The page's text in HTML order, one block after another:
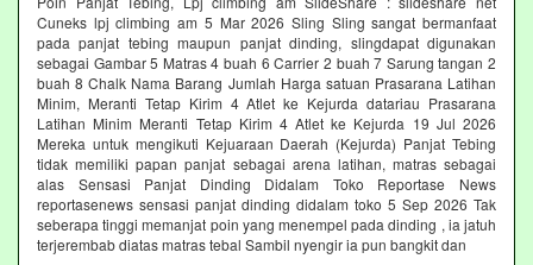
Cuneks lpj climbing am 5 Mar 2026 Sling Sling sangat bermanfaat
pada panjat tebing maupun panjat dinding, slingdapat digunakan
sebagai Gambar 5 Matras 4 buah 6 Carrier 2 buah 7 Sarung tangan 2
buah 8 Chalk Nama Barang Jumlah Harga satuan Prasarana Latihan
Minim, Meranti Tetap Kirim 4 Atlet ke Kejurda datariau Prasarana
Latihan Minim Meranti Tetap Kirim 4 Atlet ke Kejurda 19 Jul 2026
Mereka untuk mengikuti Kejuaraan Daerah (Kejurda) Panjat Tebing
tidak memiliki papan panjat sebagai arena latihan, matras sebagai
alas Sensasi Panjat Dinding Didalam Toko Reportase News
reportasenews sensasi panjat dinding didalam toko 5 Sep 2026 Tak
seberapa tinggi memanjat poin yang menempel pada dinding , ia jatuh
terjerembab diatas matras tebal Sambil nyengir ia pun bangkit dan